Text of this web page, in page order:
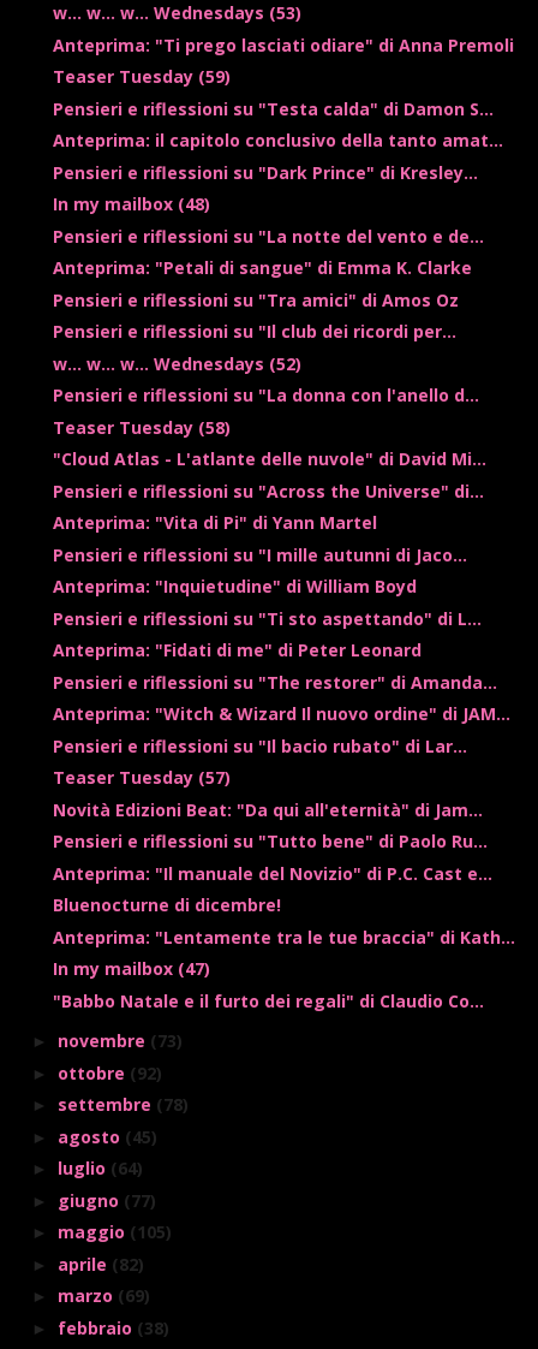
w... w... w... Wednesdays (53)
Anteprima: "Ti prego lasciati odiare" di Anna Premoli
Teaser Tuesday (59)
Pensieri e riflessioni su "Testa calda" di Damon S...
Anteprima: il capitolo conclusivo della tanto amat...
Pensieri e riflessioni su "Dark Prince" di Kresley...
In my mailbox (48)
Pensieri e riflessioni su "La notte del vento e de...
Anteprima: "Petali di sangue" di Emma K. Clarke
Pensieri e riflessioni su "Tra amici" di Amos Oz
Pensieri e riflessioni su "Il club dei ricordi per...
w... w... w... Wednesdays (52)
Pensieri e riflessioni su "La donna con l'anello d...
Teaser Tuesday (58)
"Cloud Atlas - L'atlante delle nuvole" di David Mi...
Pensieri e riflessioni su "Across the Universe" di...
Anteprima: "Vita di Pi" di Yann Martel
Pensieri e riflessioni su "I mille autunni di Jaco...
Anteprima: "Inquietudine" di William Boyd
Pensieri e riflessioni su "Ti sto aspettando" di L...
Anteprima: "Fidati di me" di Peter Leonard
Pensieri e riflessioni su "The restorer" di Amanda...
Anteprima: "Witch & Wizard Il nuovo ordine" di JAM...
Pensieri e riflessioni su "Il bacio rubato" di Lar...
Teaser Tuesday (57)
Novità Edizioni Beat: "Da qui all'eternità" di Jam...
Pensieri e riflessioni su "Tutto bene" di Paolo Ru...
Anteprima: "Il manuale del Novizio" di P.C. Cast e...
Bluenocturne di dicembre!
Anteprima: "Lentamente tra le tue braccia" di Kath...
In my mailbox (47)
"Babbo Natale e il furto dei regali" di Claudio Co...
► novembre (73)
► ottobre (92)
► settembre (78)
► agosto (45)
► luglio (64)
► giugno (77)
► maggio (105)
► aprile (82)
► marzo (69)
► febbraio (38)